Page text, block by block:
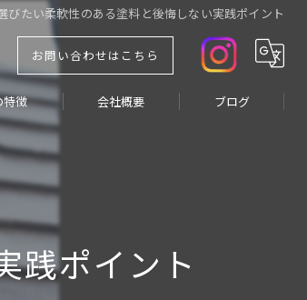
びたい柔軟性のある塗料と後悔しない実践ポイント
お問い合わせはこちら
特徴 会社概要 ブログ
践ポイント